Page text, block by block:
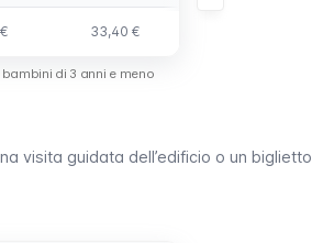
33,40 €
di 3 anni e meno
visita guidata dell’edificio o un biglietto